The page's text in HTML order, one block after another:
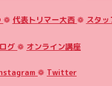
❁ 代表トリマー大西 ❁ スタ
グ ❁ オンライン講座
❁ Twitter